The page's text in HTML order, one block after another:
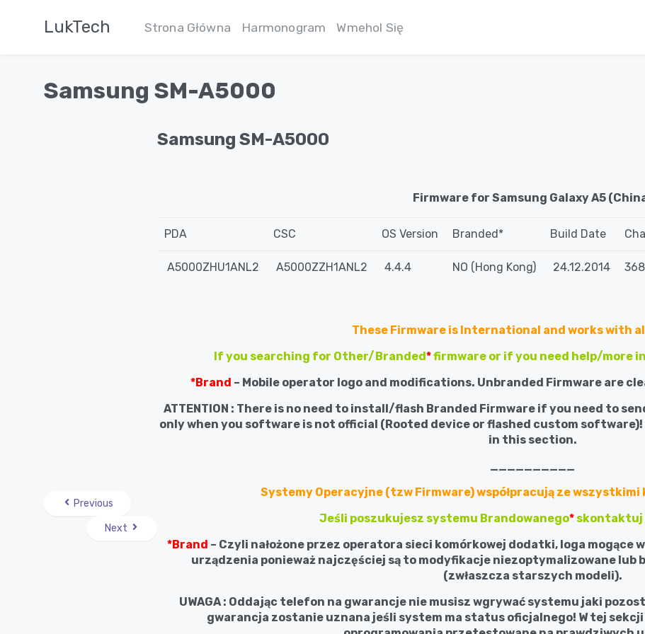
LukTech Strona Główna Harmonogram Wmehol Się
Samsung SM-A5000
Samsung SM-A5000
Firmware for Samsung Galaxy A5
PDA CSC OS Version Branded* Build Date
A5000ZHU1ANL2 A5000ZZH1ANL2 4.4.4 NO (Hong Kong) 24.12.2014
These Firmware is International and works with
If you searching for Other/Branded*firmware or if you need help/more
*Brand – Mobile operator logo and modifications. Unbranded Firmware are
ATTENTION : There is no need to install/flash Branded Firmware if you need to
only when you software is not official (Rooted device or flashed custom
in this section.
__________
Systemy Operacyjne (tzw Firmware) współpracują ze
Jeśli poszukujesz systemu Brandowanego* skontaktuj
*Brand – Czyli nałożone przez operatora sieci komórkowej dodatki, loga mogące
urządzenia ponieważ najczęściej są to modyfikacje niezoptymalizowane lub
(zwłaszcza starszych modeli).
UWAGA : Oddając telefon na gwarancje nie musisz wgrywać systemu jaki
gwarancja zostanie uznana jeśli system ma status oficjalnego! W tej
Previous
Next